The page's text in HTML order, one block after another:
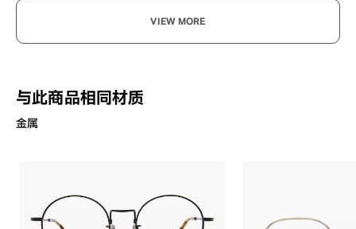
VIEW MORE
与此商品相同材质
金属